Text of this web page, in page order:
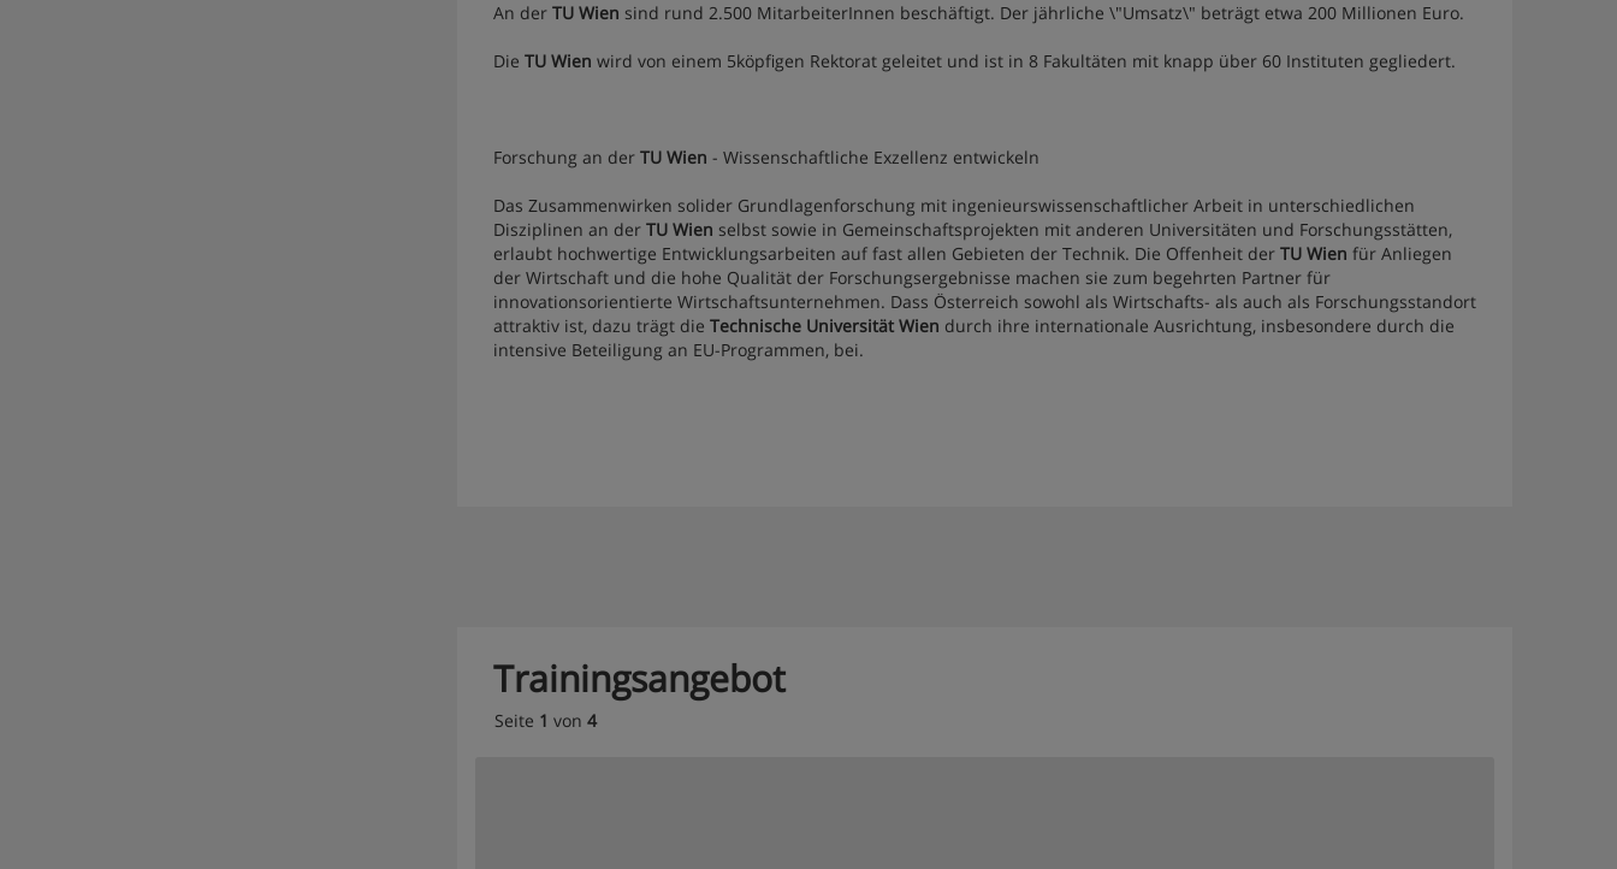
An der TU Wien sind rund 2.500 MitarbeiterInnen beschäftigt. Der jährliche \"Umsatz\" beträgt etwa 200 Millionen Euro.
Die TU Wien wird von einem 5köpfigen Rektorat geleitet und ist in 8 Fakultäten mit knapp über 60 Instituten gegliedert.
Forschung an der TU Wien - Wissenschaftliche Exzellenz entwickeln
Das Zusammenwirken solider Grundlagenforschung mit ingenieurswissenschaftlicher Arbeit in unterschiedlichen
Disziplinen an der TU Wien selbst sowie in Gemeinschaftsprojekten mit anderen Universitäten und Forschungsstätten,
erlaubt hochwertige Entwicklungsarbeiten auf fast allen Gebieten der Technik. Die Offenheit der TU Wien für Anliegen
der Wirtschaft und die hohe Qualität der Forschungsergebnisse machen sie zum begehrten Partner für
innovationsorientierte Wirtschaftsunternehmen. Dass Österreich sowohl als Wirtschafts- als auch als Forschungsstandort
attraktiv ist, dazu trägt die Technische Universität Wien durch ihre internationale Ausrichtung, insbesondere durch die
intensive Beteiligung an EU-Programmen, bei.
Trainingsangebot
Seite 1 von 4